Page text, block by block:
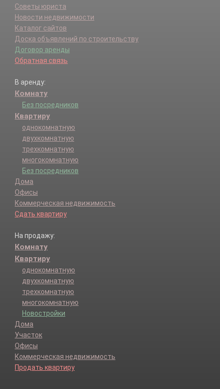
Советы юриста
Новости недвижимости
Каталог сайтов
Доска объявлений по строительству
Договор аренды
Обратная связь
В аренду:
Комнату
Без посредников
Квартиру
однокомнатную
двухкомнатную
трехкомнатную
многокомнатную
Без посредников
Дома
Офисы
Коммерческая недвижимость
Сдать квартиру
На продажу:
Комнату
Квартиру
однокомнатную
двухкомнатную
трехкомнатную
многокомнатную
Новостройки
Дома
Участок
Офисы
Коммерческая недвижимость
Продать квартиру